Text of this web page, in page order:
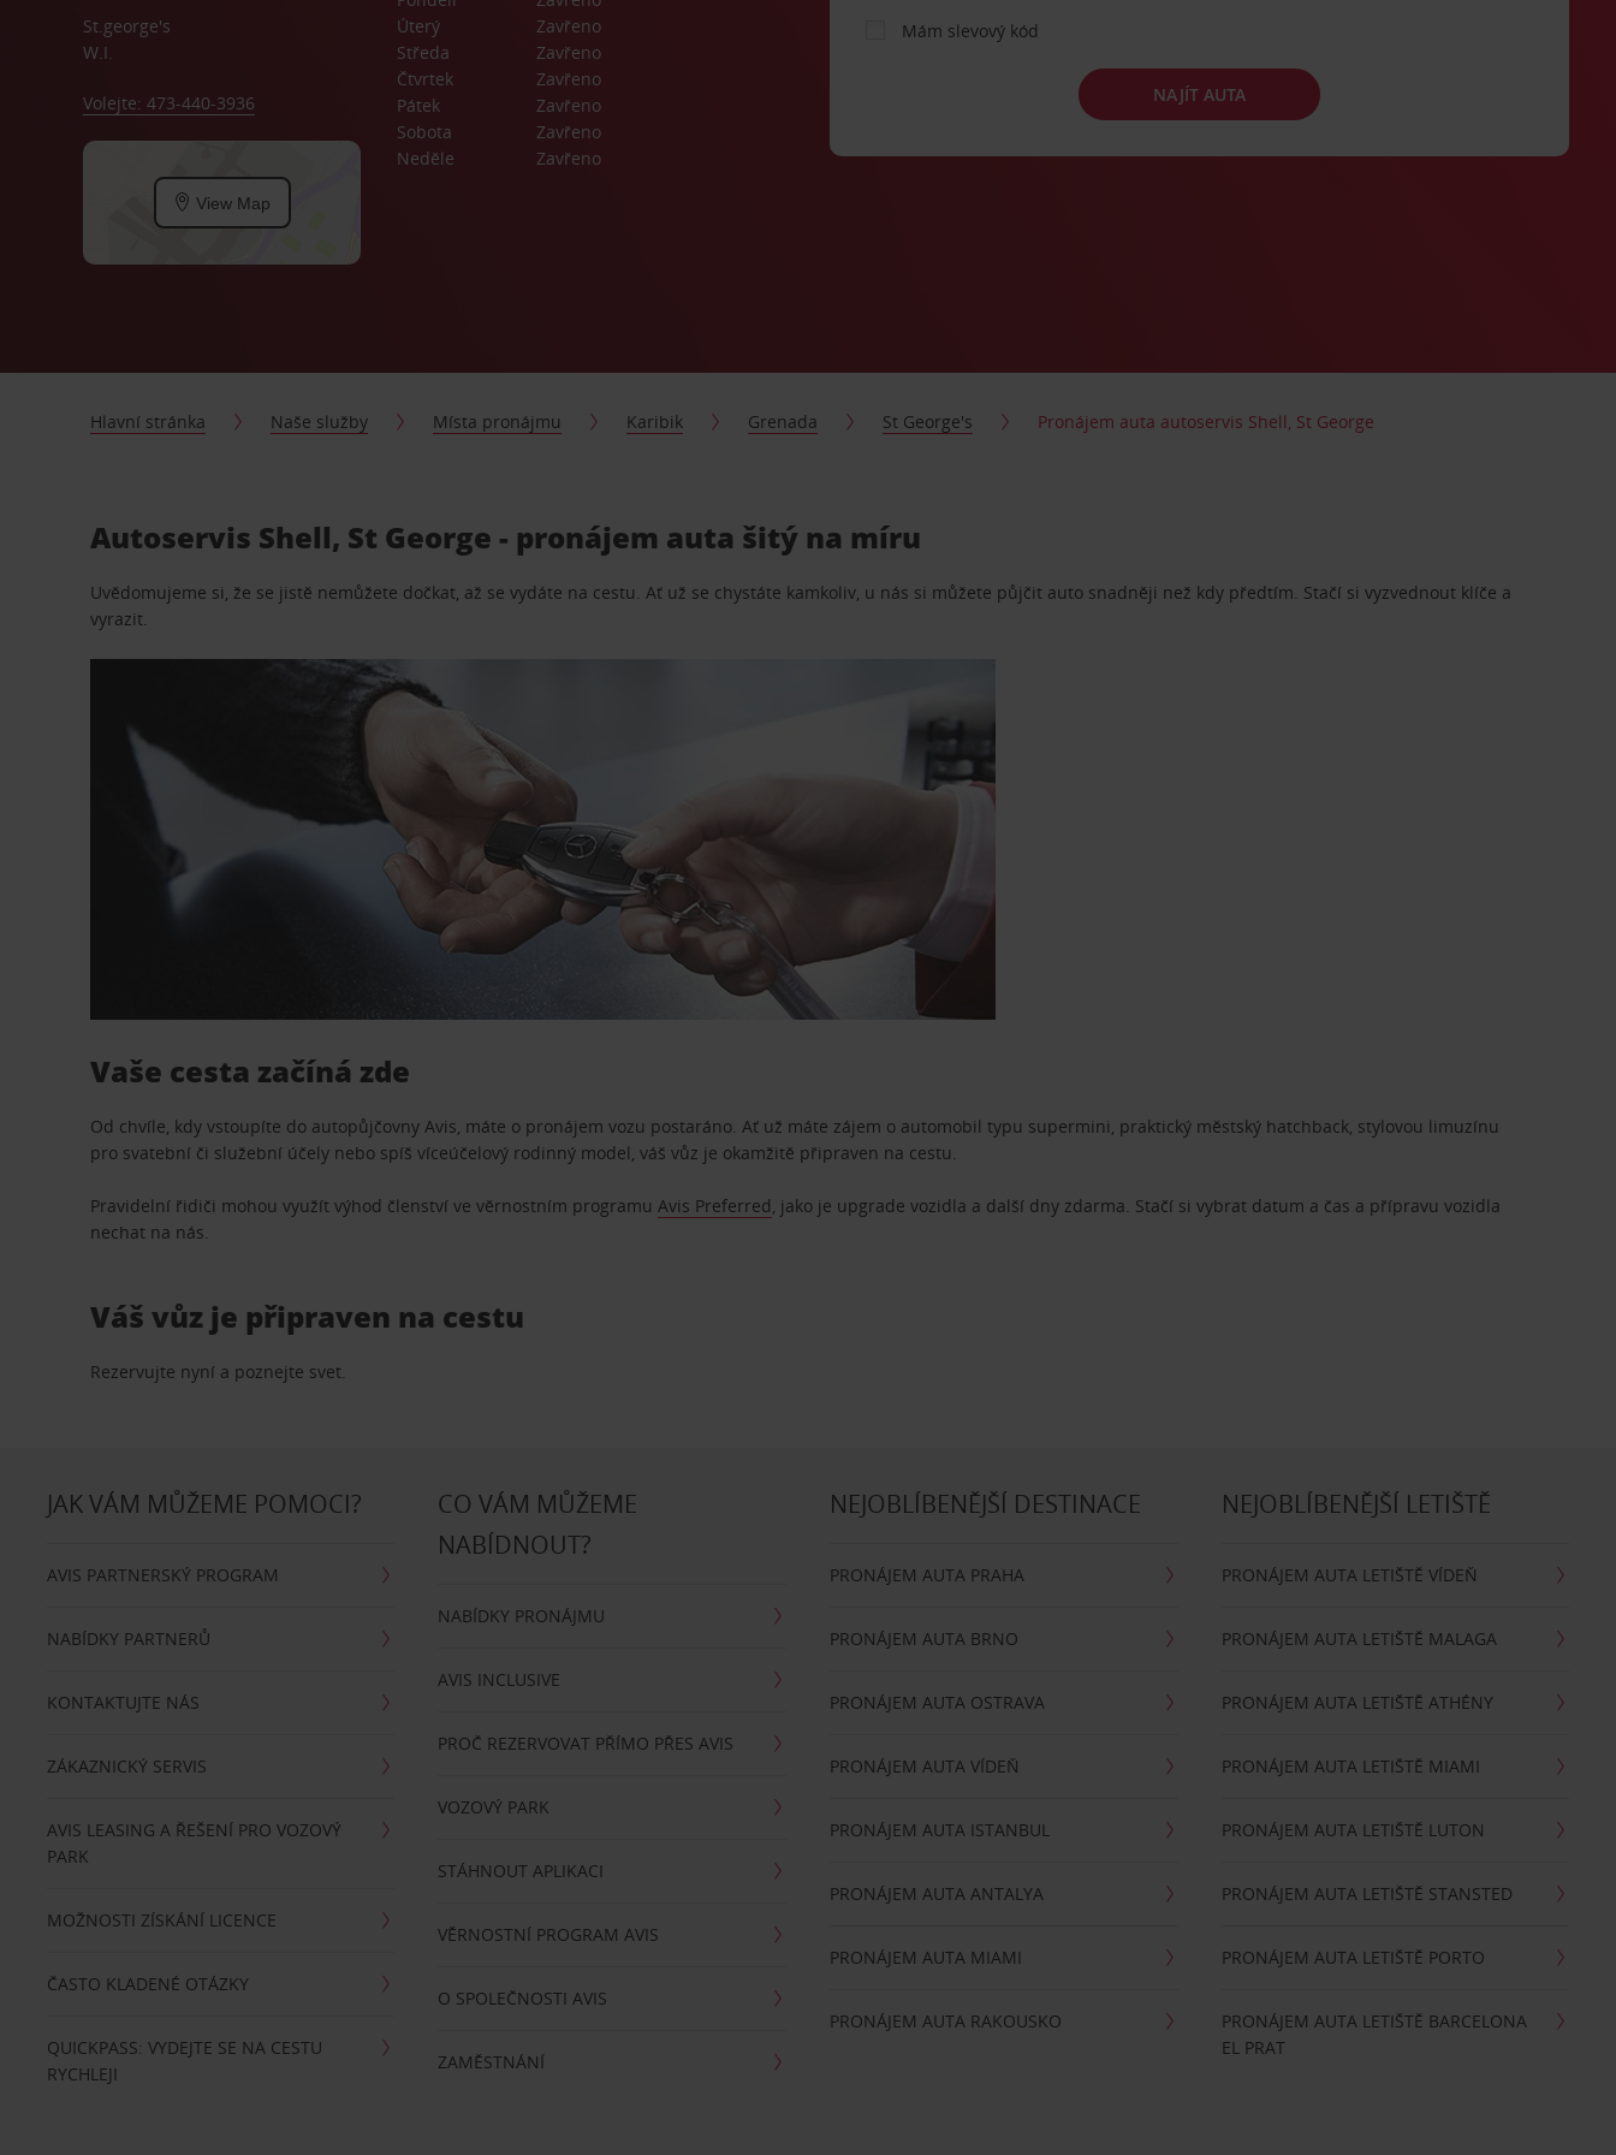
St.george's
W.I.
Volejte: 473-440-3936
View Map
Úterý
Zavřeno
Středa
Zavřeno
Čtvrtek
Zavřeno
Pátek
Zavřeno
Sobota
Zavřeno
Neděle
Zavřeno
Mám slevový kód
NAJÍT AUTA
Hlavní stránka Naše služby Místa pronájmu Karibik Grenada St George's Pronájem auta autoservis Shell, St George
Autoservis Shell, St George - pronájem auta šitý na míru
Uvědomujeme si, že se jistě nemůžete dočkat, až se vydáte na cestu. Ať už se chystáte kamkoliv, u nás si můžete půjčit auto snadněji než kdy předtím. Stačí si vyzvednout klíče a
vyrazit.
Vaše cesta začíná zde
Od chvíle, kdy vstoupíte do autopůjčovny Avis, máte o pronájem vozu postaráno. Ať už máte zájem o automobil typu supermini, praktický městský hatchback, stylovou limuzínu
pro svatební či služební účely nebo spíš víceúčelový rodinný model, váš vůz je okamžitě připraven na cestu.
Pravidelní řidiči mohou využít výhod členství ve věrnostním programuAvis Preferred, jako je upgrade vozidla a další dny zdarma. Stačí si vybrat datum a čas a přípravu vozidla
nechat na nás.
Váš vůz je připraven na cestu
Rezervujte nyní a poznejte svet.
JAK VÁM MŮŽEME POMOCI?
AVIS PARTNERSKÝ PROGRAM
NABÍDKY PARTNERŮ
KONTAKTUJTE NÁS
ZÁKAZNICKÝ SERVIS
AVIS LEASING A ŘEŠENÍ PRO VOZOVÝ
PARK
MOŽNOSTI ZÍSKÁNÍ LICENCE
ČASTO KLADENÉ OTÁZKY
QUICKPASS: VYDEJTE SE NA CESTU
RYCHLEJI
CO VÁM MŮŽEME
NABÍDNOUT?
NABÍDKY PRONÁJMU
AVIS INCLUSIVE
PROČ REZERVOVAT PŘÍMO PŘES AVIS
VOZOVÝ PARK
STÁHNOUT APLIKACI
VĚRNOSTNÍ PROGRAM AVIS
O SPOLEČNOSTI AVIS
ZAMĚSTNÁNÍ
NEJOBLÍBENĚJŠÍ DESTINACE
PRONÁJEM AUTA PRAHA
PRONÁJEM AUTA BRNO
PRONÁJEM AUTA OSTRAVA
PRONÁJEM AUTA VÍDEŇ
PRONÁJEM AUTA ISTANBUL
PRONÁJEM AUTA ANTALYA
PRONÁJEM AUTA MIAMI
PRONÁJEM AUTA RAKOUSKO
NEJOBLÍBENĚJŠÍ LETIŠTĚ
PRONÁJEM AUTA LETIŠTĚ VÍDEŇ
PRONÁJEM AUTA LETIŠTĚ MALAGA
PRONÁJEM AUTA LETIŠTĚ ATHÉNY
PRONÁJEM AUTA LETIŠTĚ MIAMI
PRONÁJEM AUTA LETIŠTĚ LUTON
PRONÁJEM AUTA LETIŠTĚ STANSTED
PRONÁJEM AUTA LETIŠTĚ PORTO
PRONÁJEM AUTA LETIŠTĚ BARCELONA
EL PRAT